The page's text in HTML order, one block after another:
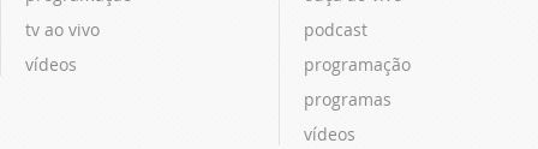
tv ao vivo
vídeos
podcast
programação
programas
vídeos